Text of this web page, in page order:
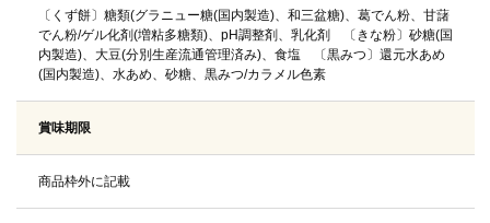
〔くず餅〕糖類(グラニュー糖(国内製造)、和三盆糖)、葛でん粉、甘藷
でん粉/ゲル化剤(増粘多糖類)、pH調整剤、乳化剤 〔きな粉〕砂糖(国
内製造)、大豆(分別生産流通管理済み)、食塩 〔黒みつ〕還元水あめ
(国内製造)、水あめ、砂糖、黒みつ/カラメル色素
賞味期限
商品枠外に記載